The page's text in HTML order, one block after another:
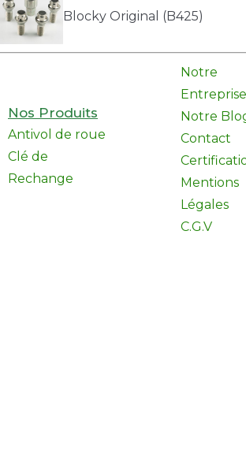
Blocky Original (B425)
Nos Produits
Antivol de roue
Clé de
Rechange
Notre
Entreprise
Notre
Contact
Mentions
Légales
C.G.V